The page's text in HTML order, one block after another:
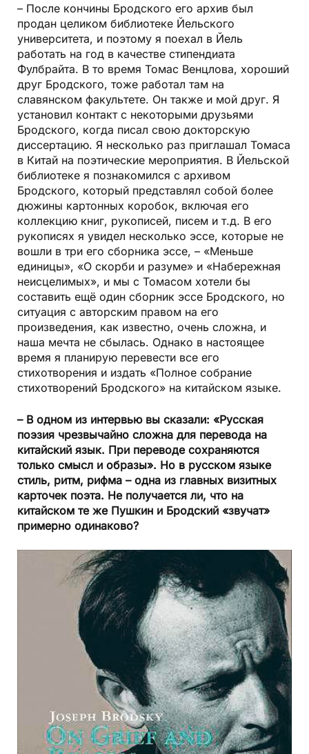
– После кончины Бродского его архив был
продан целиком библиотеке Йельского
университета, и поэтому я поехал в Йель
работать на год в качестве стипендиата
Фулбрайта. В то время Томас Венцлова, хороший
друг Бродского, тоже работал там на
славянском факультете. Он также и мой друг. Я
установил контакт с некоторыми друзьями
Бродского, когда писал свою докторскую
диссертацию. Я несколько раз приглашал Томаса
в Китай на поэтические мероприятия. В Йельской
библиотеке я познакомился с архивом
Бродского, который представлял собой более
дюжины картонных коробок, включая его
коллекцию книг, рукописей, писем и т.д. В его
рукописях я увидел несколько эссе, которые не
вошли в три его сборника эссе, – «Меньше
единицы», «О скорби и разуме» и «Набережная
неисцелимых», и мы с Томасом хотели бы
составить ещё один сборник эссе Бродского, но
ситуация с авторским правом на его
произведения, как известно, очень сложна, и
наша мечта не сбылась. Однако в настоящее
время я планирую перевести все его
стихотворения и издать «Полное собрание
стихотворений Бродского» на китайском языке.
– В одном из интервью вы сказали: «Русская
поэзия чрезвычайно сложна для перевода на
китайский язык. При переводе сохраняются
только смысл и образы». Но в русском языке
стиль, ритм, рифма – одна из главных визитных
карточек поэта. Не получается ли, что на
китайском те же Пушкин и Бродский «звучат»
примерно одинаково?